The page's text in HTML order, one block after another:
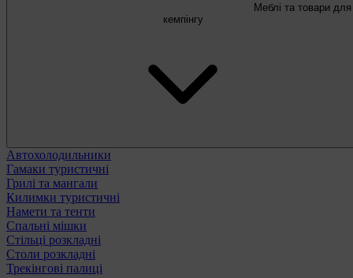
Меблі та товари для
кемпінгу
Автохолодильники
Гамаки туристичні
Грилі та мангали
Килимки туристичні
Намети та тенти
Спальні мішки
Стільці розкладні
Столи розкладні
Трекінгові палиці